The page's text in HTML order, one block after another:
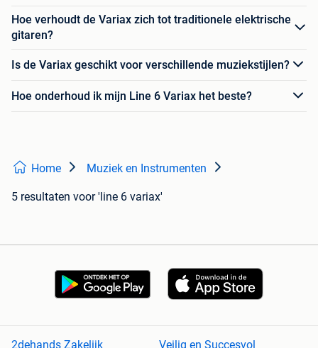
Hoe verhoudt de Variax zich tot traditionele elektrische
gitaren?
Is de Variax geschikt voor verschillende muziekstijlen?
Hoe onderhoud ik mijn Line 6 Variax het beste?
Home Muziek en Instrumenten
5 resultaten voor 'line 6 variax'
2dehands Zakelijk Veilig en Succesvol